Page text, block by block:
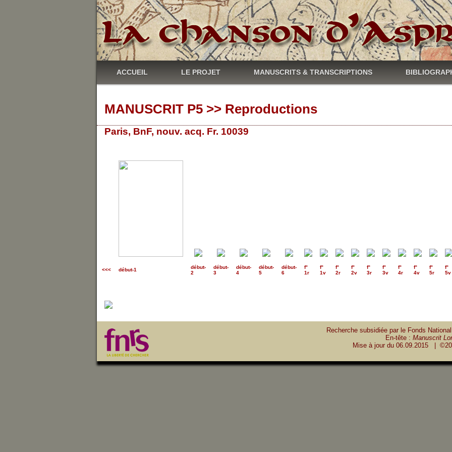
ACCUEIL LE PROJET MANUSCRITS & TRANSCRIPTIONS
MANUSCRIT P5 >> Reproductions
Paris, BnF, nouv. acq. Fr. 10039
<<< début-1 début-
2
début-
3
début-
4
début-
5
début-
6
f°
1r
f°
1v
f°
2r
f°
2v
f°
3r
f°
3v
f°
4r
f°
4v
f°
5r
f°
5v
Recherche subsidiée par le Fonds
En-tête : Manuscrit
Mise à jour du 06.09.2015 |